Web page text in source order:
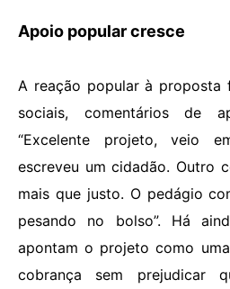
Apoio popular cresce
A reação popular à proposta
sociais, comentários de
“Excelente projeto, veio
escreveu um cidadão. Outro
mais que justo. O pedágio
pesando no bolso”. Há
apontam o projeto como
cobrança sem prejudicar